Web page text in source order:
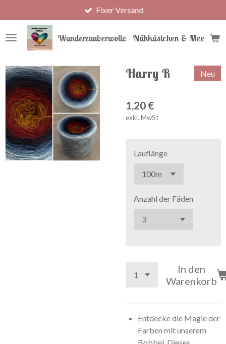
Hauptinhalt
springen
Wunderzauberwolle - Nähkästchen & Meer
Fixer Versand
Harry R Neu
1,20 €
exkl. MwSt
Lauflänge
Anzahl der Fäden
In den
Warenkorb
Entdecke die Magie der
Farben mit unserem